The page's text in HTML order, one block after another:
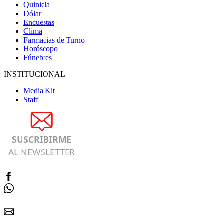
Quiniela
Dólar
Encuestas
Clima
Farmacias de Turno
Horóscopo
Fúnebres
INSTITUCIONAL
Media Kit
Staff
SUSCRIBIRME
AL NEWSLETTER